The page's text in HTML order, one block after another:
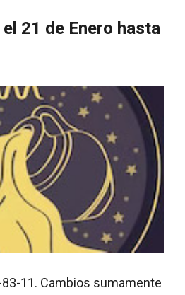
el 21 de Enero hasta
83-11. Cambios sumamente